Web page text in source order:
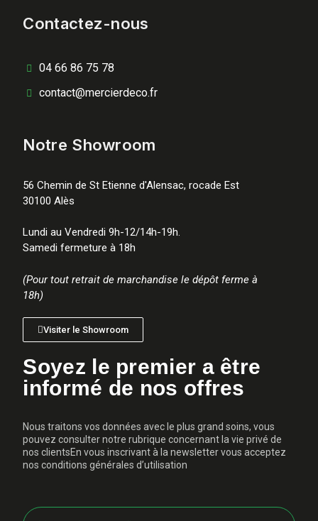
Contactez-nous
04 66 86 75 78
contact@mercierdeco.fr
Notre Showroom
56 Chemin de St Etienne d'Alensac, rocade Est
30100 Alès
Lundi au Vendredi 9h-12/14h-19h.
Samedi fermeture à 18h
(Pour tout retrait de marchandise le dépôt ferme à
18h)
Visiter le Showroom
Soyez le premier a être
informé de nos offres
Nous traitons vos données avec le plus grand soins, vous
pouvez consulter notre rubrique concernant la vie privé de
nos clientsEn vous inscrivant à la newsletter vous acceptez
nos conditions générales d’utilisation